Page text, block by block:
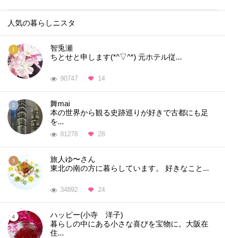
人気の暮らしニスタ
智兎瀬
ちとせと申します(*^▽^*) 元ホテル従...
90747 14
舞mai
本の世界から観る史跡巡りが好きで古都にも足
を...
81278 28
旅人ゆ〜さん
東北の南の方に暮らしています。 好きなこと...
34892 24
ハッピー(小寺 洋子)
暮らしの中にある小さな喜びを宝物に。大阪在
住...